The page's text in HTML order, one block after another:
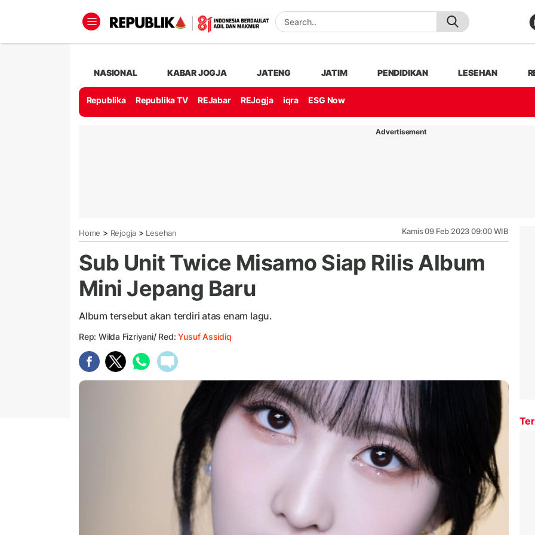
NASIONAL KABAR JOGJA JATENG JATIM PENDIDIKAN LESEHAN
Republika Republika TV REJabar REJogja iqra ESG Now
Advertisement
Home > Rejogja > Lesehan Kamis 09 Feb 2023 09:00 WIB
Sub Unit Twice Misamo Siap Rilis Album
Mini Jepang Baru
Album tersebut akan terdiri atas enam lagu.
Rep: Wilda Fizriyani/ Red:Yusuf Assidiq